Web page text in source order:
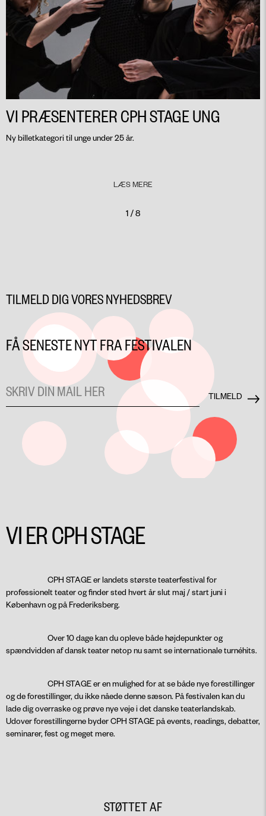
VI PRÆSENTERER CPH STAGE UNG
Ny billetkategori til unge under 25 år.
LÆS MERE
1 / 8
TILMELD DIG VORES NYHEDSBREV
FÅ SENESTE NYT FRA FESTIVALEN
VI ER CPH STAGE
CPH STAGE er landets største teaterfestival for
professionelt teater og finder sted hvert år slut maj / start juni i
København og på Frederiksberg.
Over 10 dage kan du opleve både højdepunkter og
spændvidden af dansk teater netop nu samt se internationale turnéhits.
CPH STAGE er en mulighed for at se både nye forestillinger
og de forestillinger, du ikke nåede denne sæson. På festivalen kan du
lade dig overraske og prøve nye veje i det danske teaterlandskab.
Udover forestillingerne byder CPH STAGE på events, readings, debatter,
seminarer, fest og meget mere.
STØTTET AF